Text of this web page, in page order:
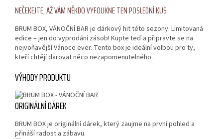
NEČEKEJTE, AŽ VÁM NĚKDO VYFOUKNE TEN POSLEDNÍ KUS
BRUM BOX, VÁNOČNÍ BAR je dárkový hit této sezony. Limitovaná
edice – jen do vyprodání zásob! Kupte teď a připravte se na
nejvoňavější Vánoce ever. Tento box je ideální volbou pro ty,
kteří chtějí darovat něco nezapomenutelného.
VÝHODY PRODUKTU
ORIGINÁLNÍ DÁREK
BRUM BOX je originální dárek, který zaujme na první pohled a
přináší radost a zábavu.